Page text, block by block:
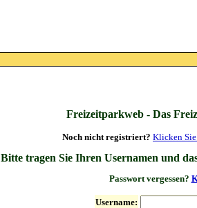
Freizeitparkweb - Das
Noch nicht registriert? Klicken
Bitte tragen Sie Ihren Usernamen und
Passwort vergessen?
Username: